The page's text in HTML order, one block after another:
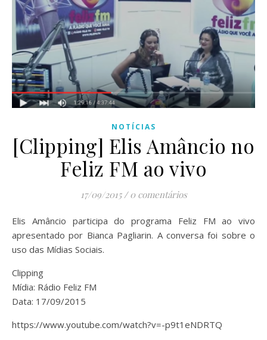
NOTÍCIAS
[Clipping] Elis Amâncio no
Feliz FM ao vivo
17/09/2015 / 0 comentários
Elis Amâncio participa do programa Feliz FM ao vivo
apresentado por Bianca Pagliarin. A conversa foi sobre o
uso das Mídias Sociais.
Clipping
Mídia: Rádio Feliz FM
Data: 17/09/2015
https://www.youtube.com/watch?v=-p9t1eNDRTQ